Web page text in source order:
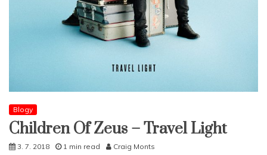
Blogy
Children Of Zeus – Travel Light
3. 7. 2018 1 min read Craig Monts